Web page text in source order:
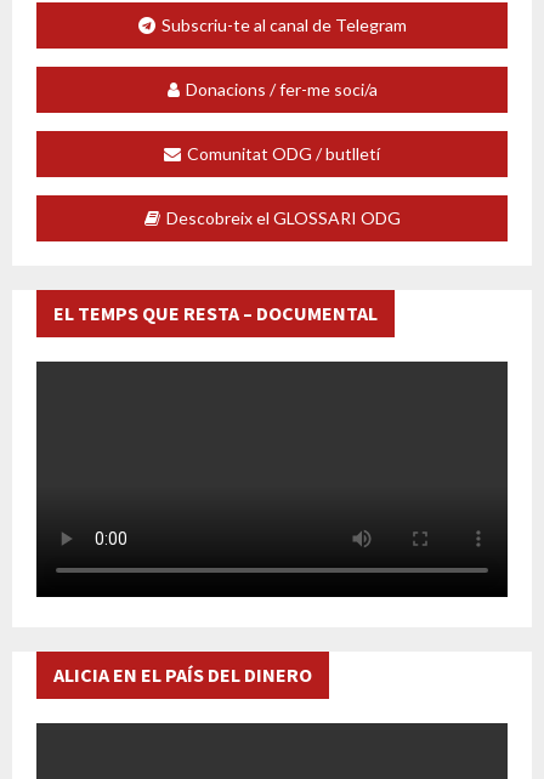
Subscriu-te al canal de Telegram
Donacions / fer-me soci/a
Comunitat ODG / butlletí
Descobreix el GLOSSARI ODG
EL TEMPS QUE RESTA – DOCUMENTAL
ALICIA EN EL PAÍS DEL DINERO